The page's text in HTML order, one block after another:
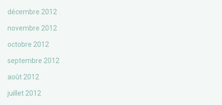
décembre 2012
novembre 2012
octobre 2012
septembre 2012
août 2012
juillet 2012